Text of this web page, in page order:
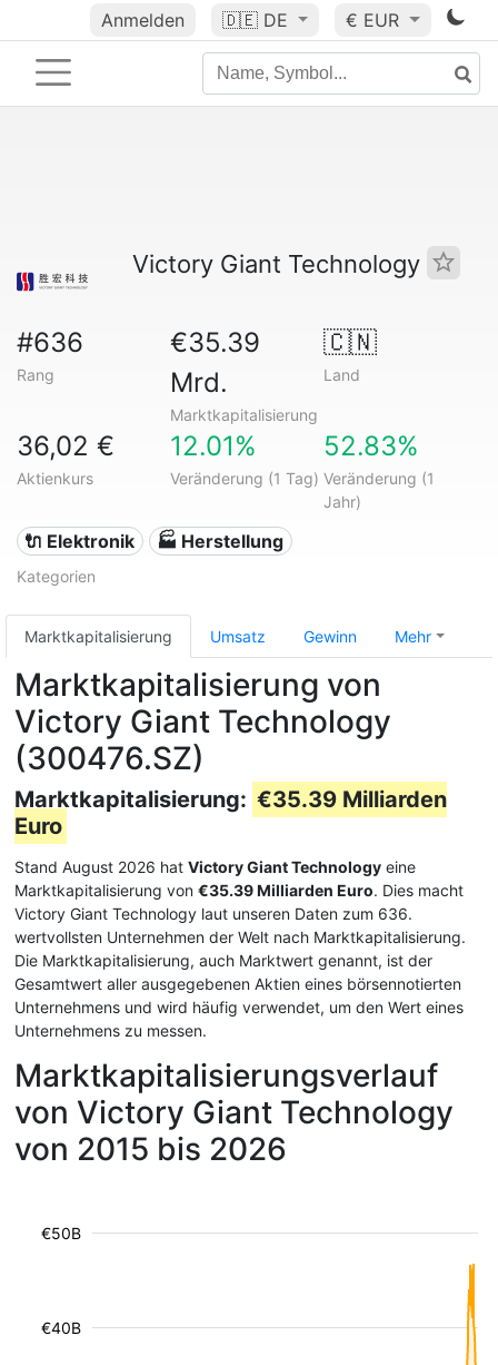
Anmelden 🇩🇪 DE € EUR
Victory Giant Technology
#636
Rang
€35.39
Mrd.
Marktkapitalisierung
🇨🇳
Land
36,02 €
Aktienkurs
12.01%
Veränderung (1 Tag)
52.83%
Veränderung (1
Jahr)
🔌 Elektronik 🏭 Herstellung
Kategorien
Marktkapitalisierung Umsatz Gewinn Mehr
Marktkapitalisierung von
Victory Giant Technology
(300476.SZ)
Marktkapitalisierung: €35.39 Milliarden
Euro
Stand August 2026 hat Victory Giant Technology eine
Marktkapitalisierung von €35.39 Milliarden Euro. Dies macht
Victory Giant Technology laut unseren Daten zum 636.
wertvollsten Unternehmen der Welt nach Marktkapitalisierung.
Die Marktkapitalisierung, auch Marktwert genannt, ist der
Gesamtwert aller ausgegebenen Aktien eines börsennotierten
Unternehmens und wird häufig verwendet, um den Wert eines
Unternehmens zu messen.
Marktkapitalisierungsverlauf
von Victory Giant Technology
von 2015 bis 2026
€40B
€50B